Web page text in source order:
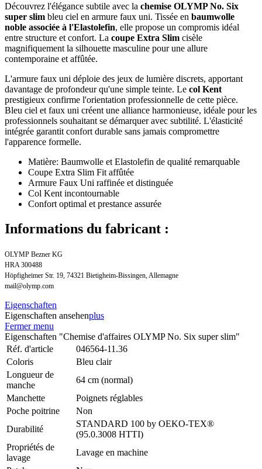
Découvrez l'élégance subtile avec la chemise OLYMP No. Six
super slim bleu ciel en armure faux uni. Tissée en baumwolle
noble associée à l'Elastolefin, elle propose un compromis idéal
entre structure et confort. La coupe Extra Slim cisèle
magnifiquement la silhouette masculine pour une allure
contemporaine et affûtée.
L'armure faux uni déploie des jeux de lumière discrets, apportant
davantage de profondeur qu'une simple teinte. Le col Kent
prestigieux confirme l'orientation professionnelle de cette pièce.
Bleu ciel et faux uni créent une alliance harmonieuse, idéale pour les
professionnels souhaitant se démarquer avec subtilité. L'élasticité
intégrée garantit confort durable sans jamais compromettre
l'apparence formelle.
Matière: Baumwolle et Elastolefin de qualité remarquable
Coupe Extra Slim Fit affûtée
Armure Faux Uni raffinée et distinguée
Col Kent incontournable
Confort optimal et prestance assurée
Informations du fabricant :
OLYMP Bezner KG
HRA 300488
Höpfigheimer Str. 19, 74321 Bietigheim-Bissingen, Allemagne
mail@olymp.com
Eigenschaften
Eigenschaften ansehenplus
Fermer menu
Eigenschaften "Chemise d'affaires OLYMP No. Six super slim"
Réf. d'article
046564-11.36
Coloris
Bleu clair
Longueur de
manche
64 cm (normal)
Manchette
Poignets réglables
Poche poitrine
Non
Durabilité
STANDARD 100 by OEKO-TEX®
(95.0.3008 HTTI)
Propriétés de
lavage
Lavage en machine